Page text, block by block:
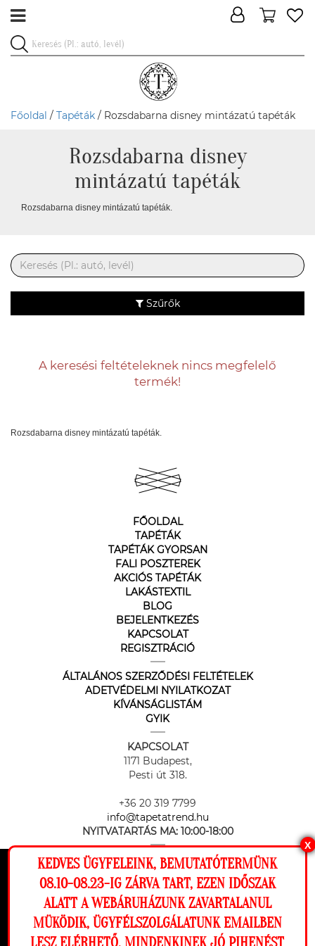
Ez a weboldal cookie-kat használ, hogy a
lehető legjobb élményt nyújtsa honlapunkon.
Beállítások
Főoldal / Tapéták / Rozsdabarna disney mintázatú tapéták
Rozsdabarna disney
mintázatú tapéták
Rozsdabarna disney mintázatú tapéták.
Szűrők
A keresési feltételeknek nincs megfelelő
termék!
Rozsdabarna disney mintázatú tapéták.
FŐOLDAL
TAPÉTÁK
TAPÉTÁK GYORSAN
FALI POSZTEREK
AKCIÓS TAPÉTÁK
LAKÁSTEXTIL
BLOG
BEJELENTKEZÉS
KAPCSOLAT
REGISZTRÁCIÓ
ÁLTALÁNOS SZERZŐDÉSI FELTÉTELEK
ADETVÉDELMI NYILATKOZAT
KÍVÁNSÁGLISTÁM
GYIK
KAPCSOLAT
1171 Budapest,
Pesti út 318.
+36 20 319 7799
info@tapetatrend.hu
NYITVATARTÁS MA: 10:00-18:00
Az online fizetést a Barion Payment Zrt. biztosítja, MNB engedély
száma: H-EN-I-1064/2013
X
KEDVES ÜGYFELEINK, BEMUTATÓTERMÜNK
08.10-08.23-IG ZÁRVA TART, EZEN IDŐSZAK
ALATT A WEBÁRUHÁZUNK ZAVARTALANUL
MÜKÖDIK, ÜGYFÉLSZOLGÁLATUNK EMAILBEN